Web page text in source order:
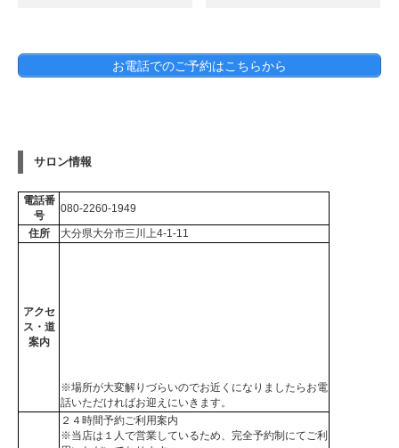
お電話でのご予約はこちらから
サロン情報
電話番
号
080-2260-1949
住所
大分県大分市三川上4-1-11
アクセ
ス・道
案内
※場所が大変解りづらいのでお近くになりましたらお電
話いただければお迎えにいきます。
２４時間予約ご利用案内
※当店は１人で営業しているため、完全予約制にてご利